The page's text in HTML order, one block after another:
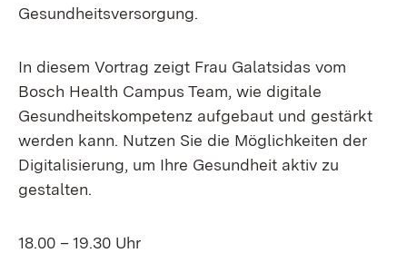
Gesundheitsversorgung.
In diesem Vortrag zeigt Frau Galatsidas vom
Bosch Health Campus Team, wie digitale
Gesundheitskompetenz aufgebaut und gestärkt
werden kann. Nutzen Sie die Möglichkeiten der
Digitalisierung, um Ihre Gesundheit aktiv zu
gestalten.
18.00 – 19.30 Uhr